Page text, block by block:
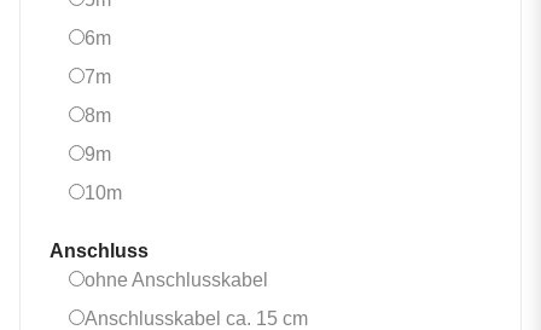
6m6m
7m7m
8m8m
9m9m
10m10m
Anschluss
ohne Anschlusskabel
Anschlusskabel ca. 15 cmAnschlusskabel ca. 15 cm